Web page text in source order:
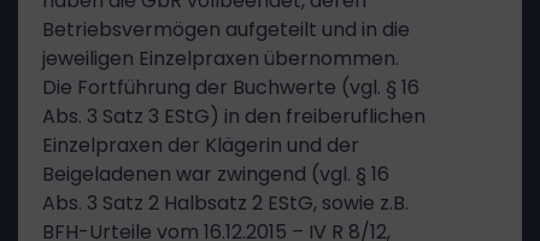
Betriebsvermögen aufgeteilt und in die
jeweiligen Einzelpraxen übernommen.
Die Fortführung der Buchwerte (vgl. § 16
Abs. 3 Satz 3 EStG) in den freiberuflichen
Einzelpraxen der Klägerin und der
Beigeladenen war zwingend (vgl. § 16
Abs. 3 Satz 2 Halbsatz 2 EStG, sowie z.B.
BFH-Urteile vom 16.12.2015 – IV R 8/12,